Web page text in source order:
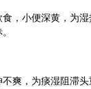
，小便深黄，为
爽，为痰湿阻滞